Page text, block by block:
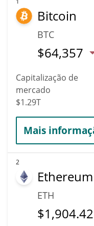
Bitcoin
BTC
$64,357
Capitalização de
mercado
$1.29T
Mais
2
Ethereum
ETH
$1,904.42